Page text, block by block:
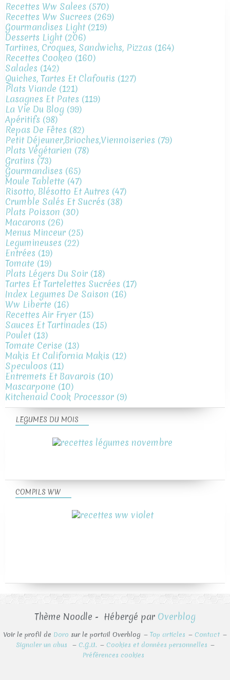
Recettes Ww Salees (570)
Recettes Ww Sucrees (269)
Gourmandises Light(219)
Desserts Light(206)
Tartines, Croques, Sandwichs, Pizzas (164)
Recettes Cookeo (160)
Salades (142)
Quiches, Tartes Et Clafoutis (127)
Plats Viande (121)
Lasagnes Et Pates (119)
La Vie Du Blog (99)
Apéritifs (98)
Repas De Fêtes (82)
Petit Déjeuner,brioches,viennoiseries (79)
Plats Végétarien (78)
Gratins (73)
Gourmandises (65)
Moule Tablette (47)
Risotto, Blésotto Et Autres (47)
Crumble Salés Et Sucrés (38)
Plats Poisson (30)
Macarons (26)
Menus Minceur (25)
Legumineuses (22)
Entrées (19)
Tomate (19)
Plats Légers Du Soir (18)
Tartes Et Tartelettes Sucrées (17)
Index Legumes De Saison (16)
Ww Liberte (16)
Recettes Air Fryer (15)
Sauces Et Tartinades (15)
Poulet(13)
Tomate Cerise (13)
Makis Et California Makis (12)
Speculoos (11)
Entremets Et Bavarois (10)
Mascarpone (10)
Kitchenaid Cook Processor (9)
LEGUMES DU MOIS
COMPILS WW
Thème Noodle - Hébergé par Overblog
Voir le profil de Doro sur le portail Overblog Top articles
Contact
Signaler un abus
C.G.U.
Cookies et données personnelles
Préférences cookies